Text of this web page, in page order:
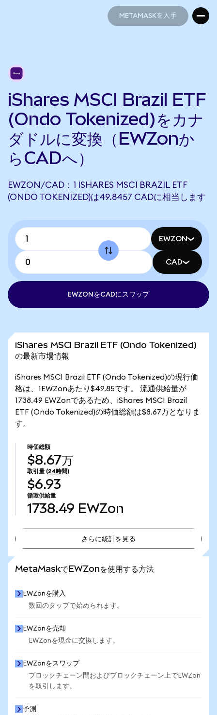
METAMASKを入手
iShares MSCI Brazil ETF
(Ondo Tokenized)をカナ
ダドルに変換（EWZonか
らCADへ）
EWZON/CAD：1 ISHARES MSCI BRAZIL ETF
(ONDO TOKENIZED)は49.8457 CADに相当します
EWZON
CAD
EWZONをCADにスワップ
iShares MSCI Brazil ETF (Ondo Tokenized)
の最新市場情報
iShares MSCI Brazil ETF (Ondo Tokenized)の現行価
格は、1EWZonあたり$49.85です。 流通供給量が
1738.49 EWZonであるため、iShares MSCI Brazil
ETF (Ondo Tokenized)の時価総額は$8.67万となりま
す。
時価総額
$8.67万
取引量 (24時間)
$6.93
循環供給量
1738.49 EWZon
さらに統計を見る
MetaMaskでEWZonを使用する方法
EWZonを購入
数回のタップで始められます。
EWZonを売却
EWZonを現金に交換します。
EWZonをスワップ
ブロックチェーン間およびブロックチェーン上でEWZon
を取引します。
予測